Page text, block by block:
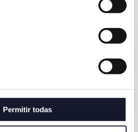
Permitir todas
férulas de Ortodoncia